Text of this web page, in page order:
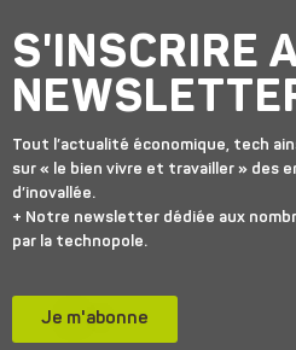
S'INSCRIRE
Tout l’actualité économique, tech
sur « le bien vivre et travailler » des
d’inovallée.
+ Notre newsletter dédiée aux
par la technopole.
Je m'abonne